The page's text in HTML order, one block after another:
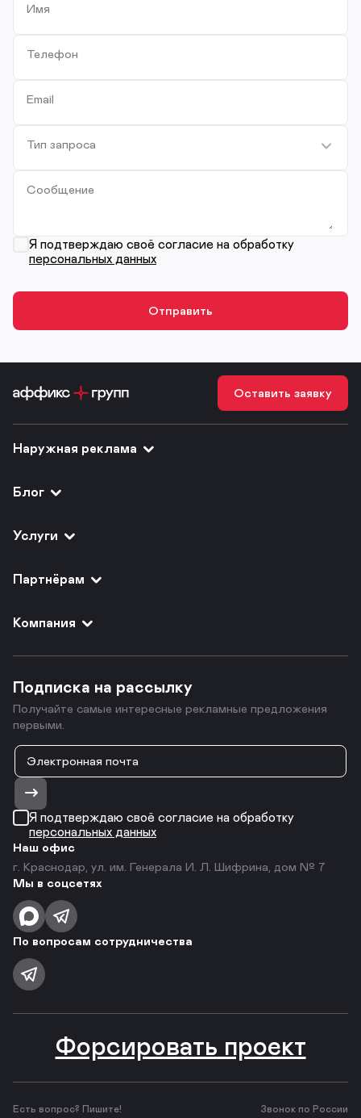
Имя
Телефон
Email
Тип запроса
Сообщение
Я подтверждаю своё согласие на обработку
персональных данных
Оставить заявку
Наружная реклама
Блог
Услуги
Партнёрам
Компания
Подписка на рассылку
Получайте самые интересные рекламные предложения
первыми.
Я подтверждаю своё согласие на обработку
персональных данных
Наш офис
г. Краснодар, ул. им. Генерала И. Л. Шифрина, дом № 7
Мы в соцсетях
По вопросам сотрудничества
Есть вопрос? Пишите!
Форсировать проект
Звонок по России